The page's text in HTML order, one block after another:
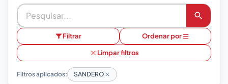
Filtrar Ordenar por
Limpar filtros
Filtros aplicados: SANDERO